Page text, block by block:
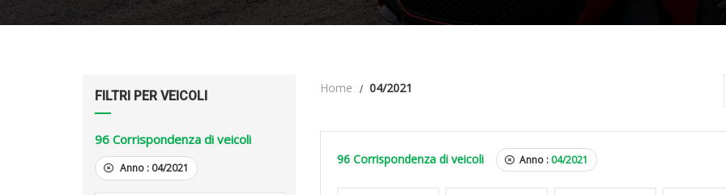
FILTRI PER VEICOLI
96 Corrispondenza di veicoli
Anno : 04/2021
Home 04/2021
96 Corrispondenza di veicoli Anno : 04/2021